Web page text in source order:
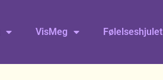
VisMeg Følelseshjulet